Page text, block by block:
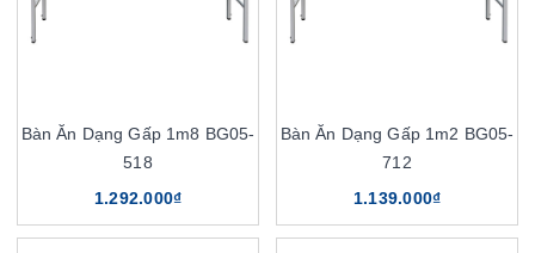
Bàn Ăn Dạng Gấp 1m8 BG05-
518
1.292.000₫
Bàn Ăn Dạng Gấp 1m2 BG05-
712
1.139.000₫